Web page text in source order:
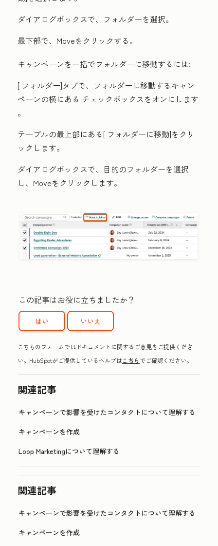
ダイアログボックスで、 フォルダーを選択。
最下部で、 Moveをクリックする。
キャンペーンを一括でフォルダーに移動するには:
[ フォルダー]タブで、フォルダーに移動するキャン
ペーンの横にある チェックボックスをオンにします
。
テーブルの最上部にある[ フォルダーに移動]をクリ
ックします。
ダイアログボックスで、目的のフォルダーを選択
し、 Moveをクリックします。
この記事はお役に立ちましたか？
はい いいえ
こちらのフォームではドキュメントに関するご意見をご提供くださ
い。HubSpotがご提供しているヘルプはこちらでご確認ください。
関連記事
キャンペーンで影響を受けたコンタクトについて理解する
キャンペーンを作成
Loop Marketingについて理解する
関連記事
キャンペーンで影響を受けたコンタクトについて理解する
キャンペーンを作成